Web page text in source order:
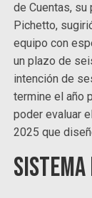
de Cuentas,
Pichetto,
equipo con
un plazo de
intención de
termine el año
poder evaluar
2025 que